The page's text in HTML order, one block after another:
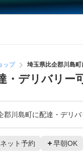
ップ 埼玉県比企郡川島
・デリバリ
郡川島町に配達・デリ
ット予約 早朝OK